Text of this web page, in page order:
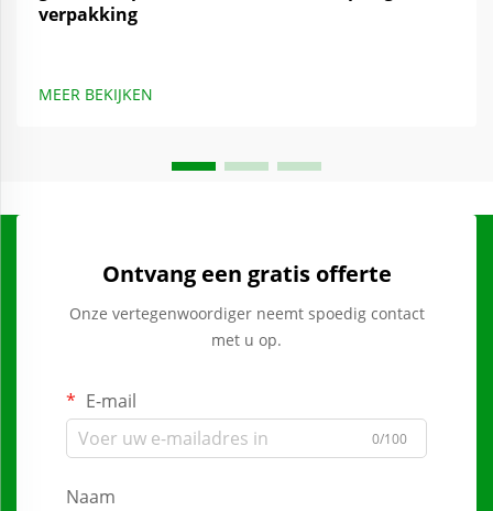
verpakking
MEER BEKIJKEN
Ontvang een gratis offerte
Onze vertegenwoordiger neemt spoedig contact
met u op.
E-mail
0/100
Naam